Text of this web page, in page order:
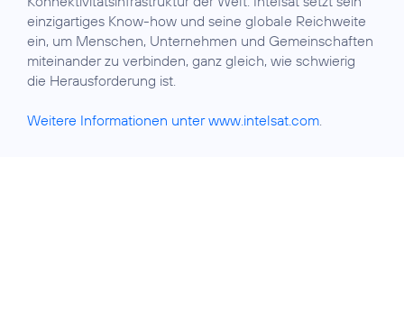
einzigartiges Know-how und seine globale Reichweite
ein, um Menschen, Unternehmen und Gemeinschaften
miteinander zu verbinden, ganz gleich, wie schwierig
die Herausforderung ist.
Weitere Informationen unter www.intelsat.com